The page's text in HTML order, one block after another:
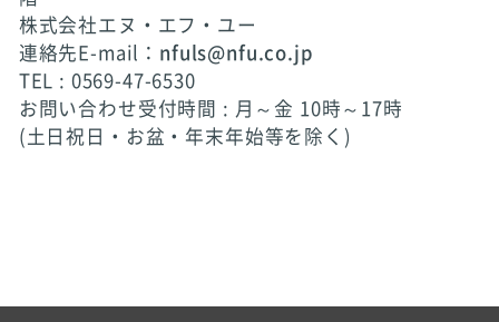
株式会社エヌ・エフ・ユー
連絡先E-mail： nfuls@nfu.co.jp
TEL : 0569-47-6530
お問い合わせ受付時間 : 月～金 10時～17時
(土日祝日・お盆・年末年始等を除く)